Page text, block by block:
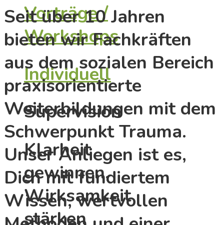
Vorträge /
Workshops
Individuell
Supervision
Klarheit
gewinnen,
Wirksamkeit
stärken
Seit über 10 Jahren
bieten wir Fachkräften
aus dem sozialen Bereich
praxisorientierte
Weiterbildungen mit dem
Schwerpunkt Trauma.
Unser Anliegen ist es,
Dich mit fundiertem
Wissen, wertvollen